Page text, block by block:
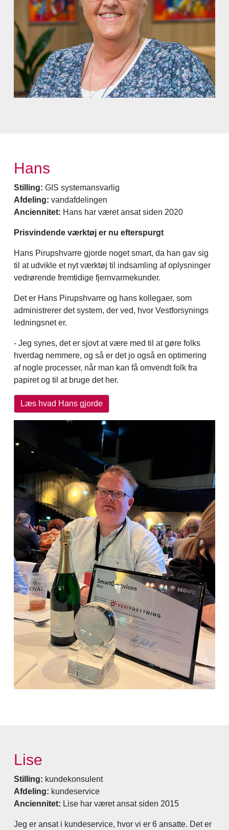
Hans
Stilling: GIS systemansvarlig
Afdeling: vandafdelingen
Anciennitet: Hans har været ansat siden 2020
Prisvindende værktøj er nu efterspurgt
Hans Pirupshvarre gjorde noget smart, da han gav sig
til at udvikle et nyt værktøj til indsamling af oplysninger
vedrørende fremtidige fjernvarmekunder.
Det er Hans Pirupshvarre og hans kollegaer, som
administrerer det system, der ved, hvor Vestforsynings
ledningsnet er.
- Jeg synes, det er sjovt at være med til at gøre folks
hverdag nemmere, og så er det jo også en optimering
af nogle processer, når man kan få omvendt folk fra
papiret og til at bruge det her.
Læs hvad Hans gjorde
Lise
Stilling: kundekonsulent
Afdeling: kundeservice
Anciennitet: Lise har været ansat siden 2015
Jeg er ansat i kundeservice, hvor vi er 6 ansatte. Det er